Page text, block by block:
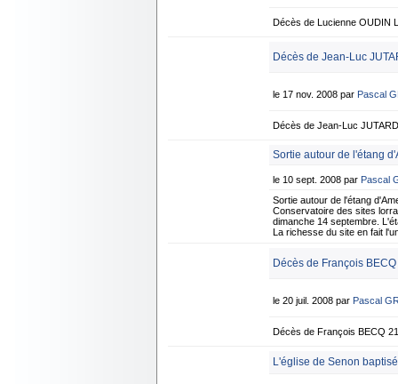
Décès de Lucienne OUDIN
Décès de Jean-Luc
le 17 nov. 2008 par Pascal
Décès de Jean-Luc
Sortie autour de l'étang
le 10 sept. 2008 par Pascal
Sortie autour de l'étang
Conservatoire des sites
dimanche 14 septembre.
La richesse du site en fait
Décès de François
le 20 juil. 2008 par Pascal
Décès de François BECQ
L'église de Senon